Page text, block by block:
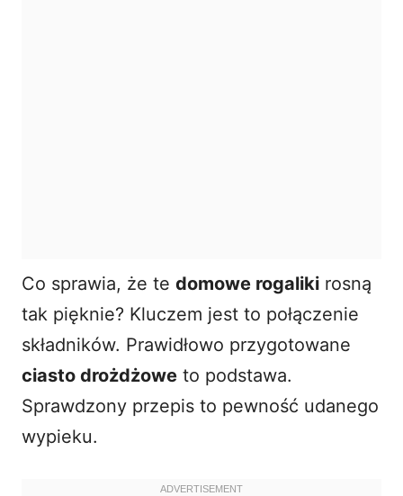
Co sprawia, że te domowe rogaliki rosną
tak pięknie? Kluczem jest to połączenie
składników. Prawidłowo przygotowane
ciasto drożdżowe to podstawa.
Sprawdzony przepis to pewność udanego
wypieku.